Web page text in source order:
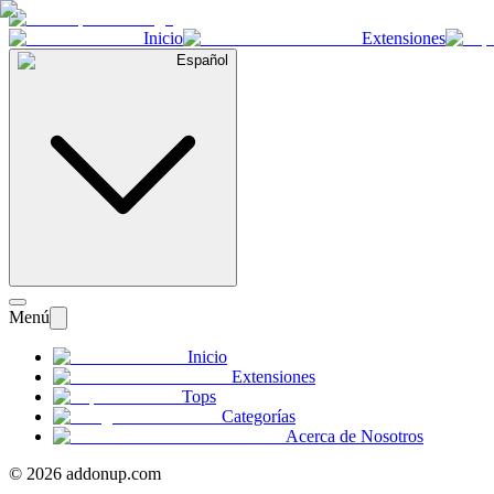
Inicio Extensiones
Español
Menú
Inicio
Extensiones
Tops
Categorías
Acerca de Nosotros
© 2026 addonup.com